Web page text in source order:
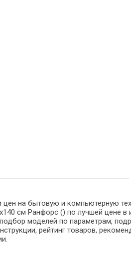
цен на бытовую и компьютерную
см Ранфорс () по лучшей цене
моделей по параметрам,
рейтинг товаров,